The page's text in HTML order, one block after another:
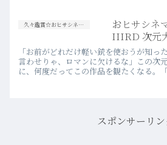
久々鑑賞☆おヒサシネマ！
おヒサシネ
IIIRD 次元
「お前がどれだけ軽い銃を使おうが知
言わせりゃ、ロマンに欠けるな」この次
に、何度だってこの作品を観たくなる
スポンサーリン